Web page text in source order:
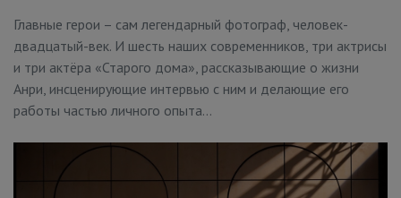
Главные герои – сам легендарный фотограф, человек-
двадцатый-век. И шесть наших современников, три актрисы
и три актёра «Старого дома», рассказывающие о жизни
Анри, инсценирующие интервью с ним и делающие его
работы частью личного опыта…